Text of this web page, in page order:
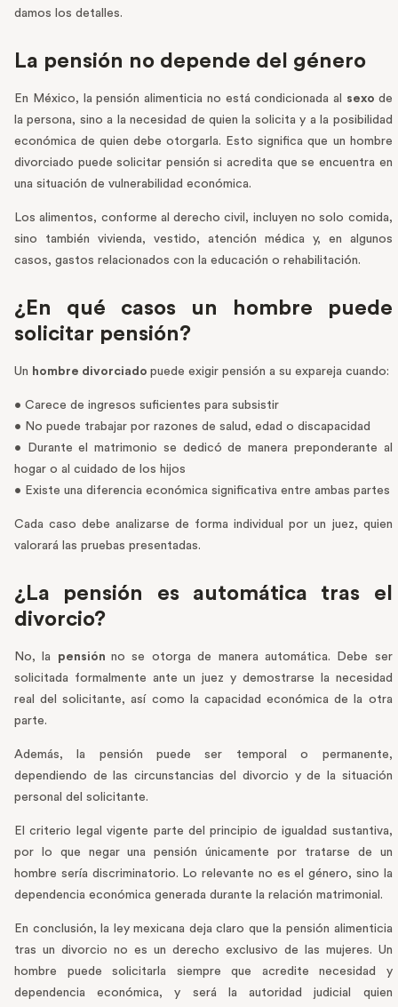
damos los detalles.
La pensión no depende del género
En México, la pensión alimenticia no está condicionada al sexo de
la persona, sino a la necesidad de quien la solicita y a la posibilidad
económica de quien debe otorgarla. Esto significa que un hombre
divorciado puede solicitar pensión si acredita que se encuentra en
una situación de vulnerabilidad económica.
Los alimentos, conforme al derecho civil, incluyen no solo comida,
sino también vivienda, vestido, atención médica y, en algunos
casos, gastos relacionados con la educación o rehabilitación.
¿En qué casos un hombre puede
solicitar pensión?
Un hombre divorciado puede exigir pensión a su expareja cuando:
• Carece de ingresos suficientes para subsistir
• No puede trabajar por razones de salud, edad o discapacidad
• Durante el matrimonio se dedicó de manera preponderante al
hogar o al cuidado de los hijos
• Existe una diferencia económica significativa entre ambas partes
Cada caso debe analizarse de forma individual por un juez, quien
valorará las pruebas presentadas.
¿La pensión es automática tras el
divorcio?
No, la pensiónno se otorga de manera automática. Debe ser
solicitada formalmente ante un juez y demostrarse la necesidad
real del solicitante, así como la capacidad económica de la otra
parte.
Además, la pensión puede ser temporal o permanente,
dependiendo de las circunstancias del divorcio y de la situación
personal del solicitante.
El criterio legal vigente parte del principio de igualdad sustantiva,
por lo que negar una pensión únicamente por tratarse de un
hombre sería discriminatorio. Lo relevante no es el género, sino la
dependencia económica generada durante la relación matrimonial.
En conclusión, la ley mexicana deja claro que la pensión alimenticia
tras un divorcio no es un derecho exclusivo de las mujeres. Un
hombre puede solicitarla siempre que acredite necesidad y
dependencia económica, y será la autoridad judicial quien